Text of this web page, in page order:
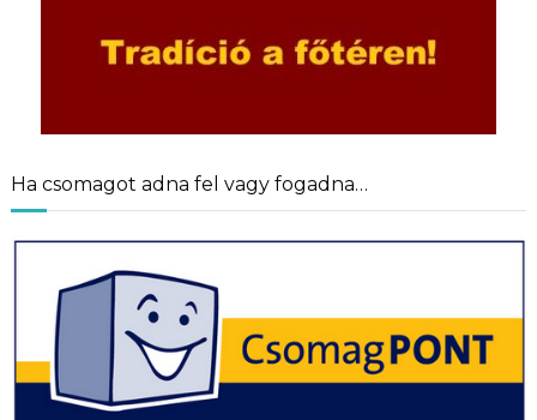
Ha csomagot adna fel vagy fogadna…